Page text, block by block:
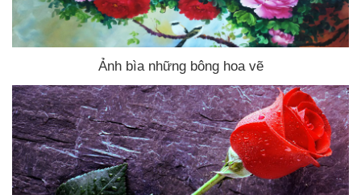
Ảnh bìa những bông hoa vẽ